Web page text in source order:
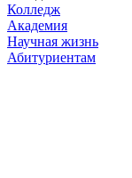
Колледж
Академия
Научная жизнь
Абитуриентам